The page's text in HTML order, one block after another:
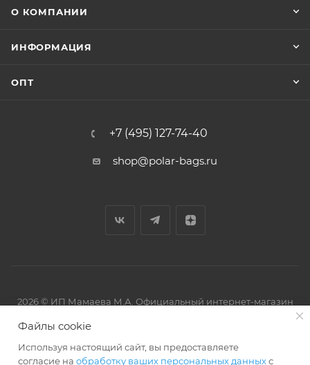
О КОМПАНИИ
ИНФОРМАЦИЯ
ОПТ
+7 (495) 127-74-40
shop@polar-bags.ru
2026 © ИП Мамаева М.А. Официальный интернет-магазин
Файлы cookie
Используя настоящий сайт, вы предоставляете
согласие на обработку ваших персональных данныхс